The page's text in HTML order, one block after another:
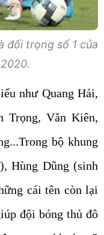
đối trọng số 1 của
như Quang Hải,
Trọng, Văn Kiên,
bộ khung
Hùng Dũng (sinh
cái tên còn lại
đội bóng thủ đô